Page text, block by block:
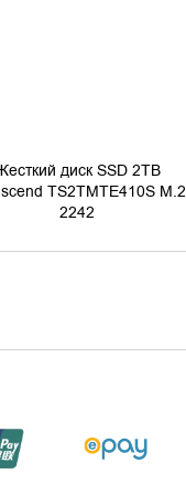
диск SSD 2TB
TS2TMTE410S M.2
2242